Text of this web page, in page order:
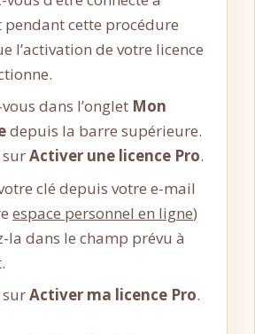
pendant cette procédure
l’activation de votre licence
dans l’onglet Mon
depuis la barre supérieure.
surActiver une licence Pro.
clé depuis votre e-mail
espace personnel en ligne)
la dans le champ prévu à
surActiver ma licence Pro.